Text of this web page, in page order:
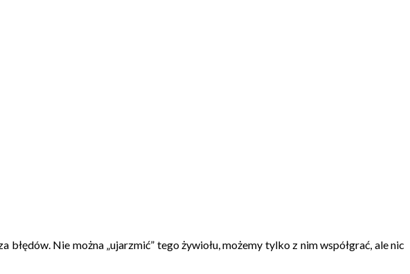
Nie można „ujarzmić” tego żywiołu, możemy tylko z nim współgrać, ale nic